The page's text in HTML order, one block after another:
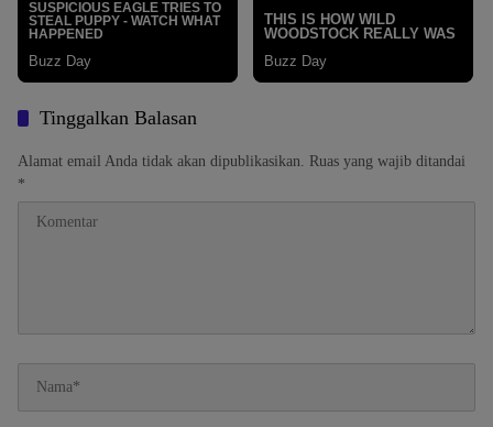
Tinggalkan Balasan
Alamat email Anda tidak akan dipublikasikan.
Ruas yang wajib ditandai
*